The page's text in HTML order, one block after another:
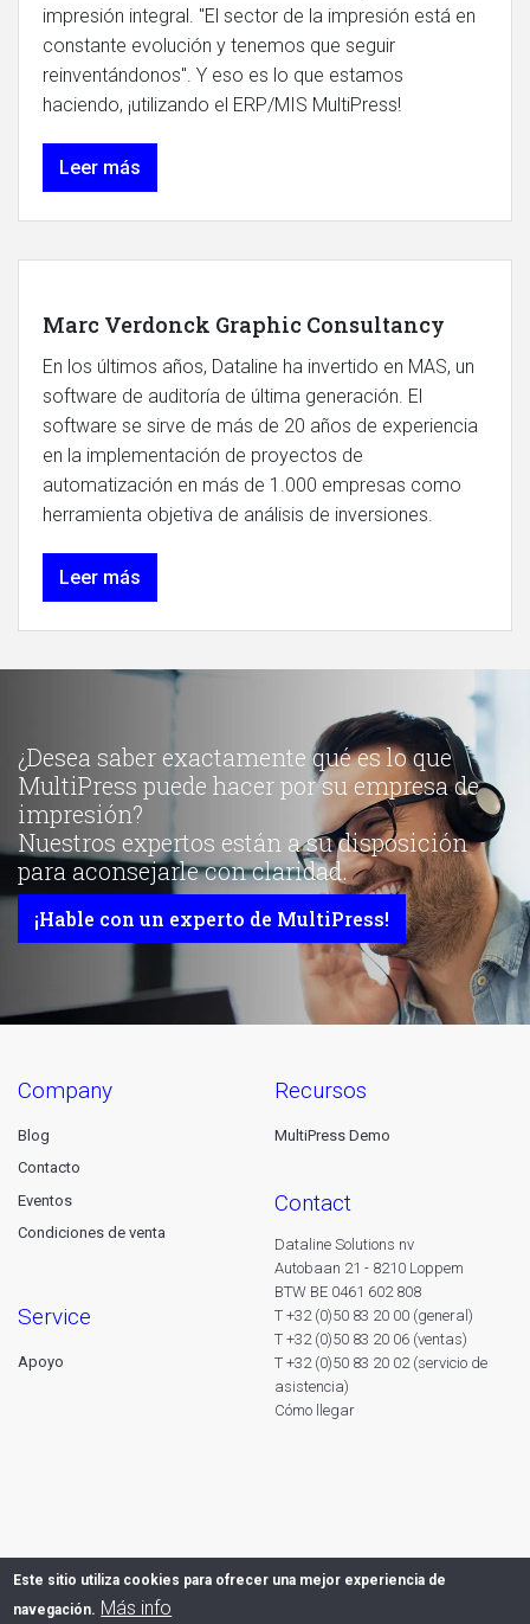
impresión integral. "El sector de la impresión está en
constante evolución y tenemos que seguir
reinventándonos". Y eso es lo que estamos
haciendo, ¡utilizando el ERP/MIS MultiPress!
Leer más
Marc Verdonck Graphic Consultancy
En los últimos años, Dataline ha invertido en MAS, un
software de auditoría de última generación. El
software se sirve de más de 20 años de experiencia
en la implementación de proyectos de
automatización en más de 1.000 empresas como
herramienta objetiva de análisis de inversiones.
Leer más
¿Desea saber exactamente qué es lo que
MultiPress puede hacer por su empresa de
impresión?
Nuestros expertos están a su disposición
para aconsejarle con claridad.
¡Hable con un experto de MultiPress!
company
Blog
Contacto
Eventos
Condiciones de venta
service
Apoyo
recursos
MultiPress Demo
contact
Dataline Solutions nv
Autobaan 21 - 8210 Loppem
BTW BE 0461 602 808
T +32 (0)50 83 20 00 (general)
T +32 (0)50 83 20 06 (ventas)
T +32 (0)50 83 20 02 (servicio de
asistencia)
Cómo llegar
Este sitio utiliza cookies para ofrecer una mejor experiencia de
navegación. Más info